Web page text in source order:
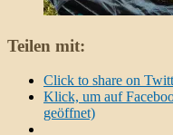
Teilen mit:
Click to share on
Klick, um auf
geöffnet)